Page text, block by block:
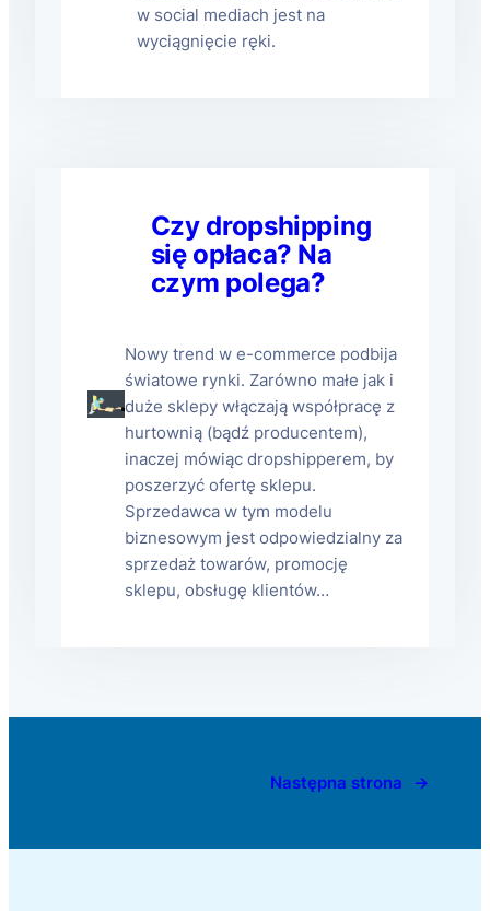
w social mediach jest na
wyciągnięcie ręki.
Czy dropshipping
się opłaca? Na
czym polega?
Nowy trend w e-commerce podbija
światowe rynki. Zarówno małe jak i
duże sklepy włączają współpracę z
hurtownią (bądź producentem),
inaczej mówiąc dropshipperem, by
poszerzyć ofertę sklepu.
Sprzedawca w tym modelu
biznesowym jest odpowiedzialny za
sprzedaż towarów, promocję
sklepu, obsługę klientów…
Następna strona →